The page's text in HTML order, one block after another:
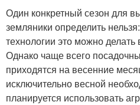
Один конкретный сезон для
земляники определить
технологии это можно
Однако чаще всего
приходятся на весенние
исключительно весной
планируется использовать